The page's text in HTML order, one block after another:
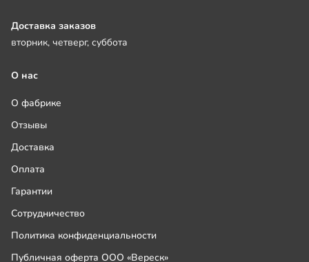
Доставка заказов
вторник, четверг, суббота
О нас
О фабрике
Отзывы
Доставка
Оплата
Гарантии
Сотрудничество
Политика конфиденциальности
Публичная оферта ООО «Вереск»